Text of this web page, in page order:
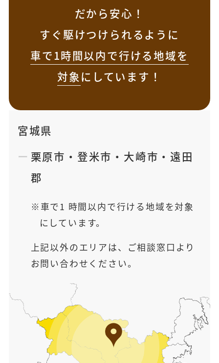
だから安心！
すぐ駆けつけられるように
車で1時間以内で行ける地域を
対象にしています！
宮城県
栗原市 ・ 登米市 ・ 大崎市 ・ 遠田
郡
車で1 時間以内で行ける地域を対象
にしています。
上記以外のエリアは、ご相談窓口より
お問い合わせください。